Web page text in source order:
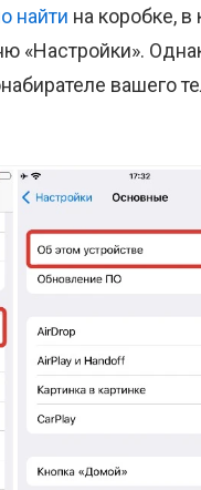
найти на коробке,
«Настройки».
вашего